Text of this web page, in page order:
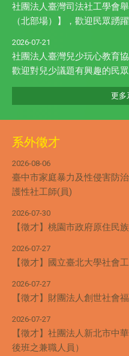
社團法人臺灣司法社工學會
（北部場）】，歡迎民眾踴
2026-07-21
社團法人臺灣兒少玩心教育
歡迎對兒少議題有興趣的民眾
更多
系外徵才
2026-08-06
臺中市家庭暴力及性侵害防
護性社工師(員)
2026-07-30
【徵才】桃園市政府原住民
2026-07-27
【徵才】國立臺北大學社會
2026-07-27
【徵才】財團法人創世社會
2026-07-27
【徵才】社團法人新北市中
後班之兼職人員）